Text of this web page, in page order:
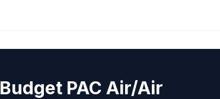
Budget PAC Air/Air